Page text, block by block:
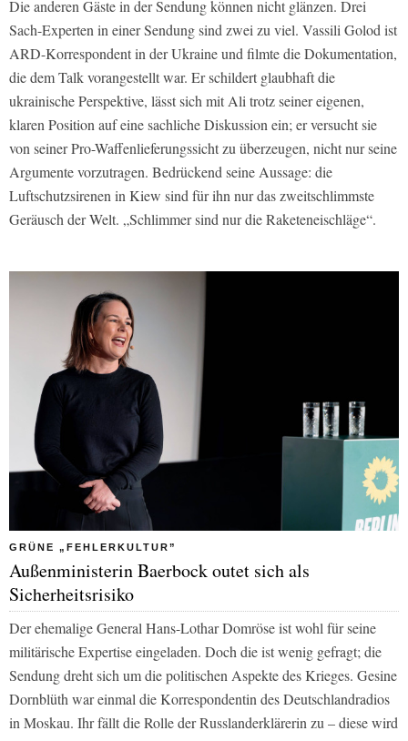
Die anderen Gäste in der Sendung können nicht glänzen. Drei
Sach-Experten in einer Sendung sind zwei zu viel. Vassili Golod ist
ARD-Korrespondent in der Ukraine und filmte die Dokumentation,
die dem Talk vorangestellt war. Er schildert glaubhaft die
ukrainische Perspektive, lässt sich mit Ali trotz seiner eigenen,
klaren Position auf eine sachliche Diskussion ein; er versucht sie
von seiner Pro-Waffenlieferungssicht zu überzeugen, nicht nur seine
Argumente vorzutragen. Bedrückend seine Aussage: die
Luftschutzsirenen in Kiew sind für ihn nur das zweitschlimmste
Geräusch der Welt. „Schlimmer sind nur die Raketeneischläge“.
GRÜNE „FEHLERKULTUR”
Außenministerin Baerbock outet sich als
Sicherheitsrisiko
Der ehemalige General Hans-Lothar Domröse ist wohl für seine
militärische Expertise eingeladen. Doch die ist wenig gefragt; die
Sendung dreht sich um die politischen Aspekte des Krieges. Gesine
Dornblüth war einmal die Korrespondentin des Deutschlandradios
in Moskau. Ihr fällt die Rolle der Russlanderklärerin zu – diese wird